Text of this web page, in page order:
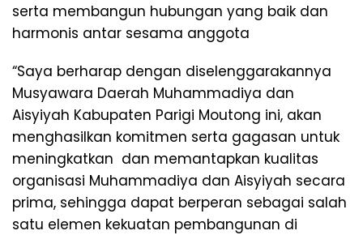
serta membangun hubungan yang baik dan
harmonis antar sesama anggota
“Saya berharap dengan diselenggarakannya
Musyawara Daerah Muhammadiya dan
Aisyiyah Kabupaten Parigi Moutong ini, akan
menghasilkan komitmen serta gagasan untuk
meningkatkan dan memantapkan kualitas
organisasi Muhammadiya dan Aisyiyah secara
prima, sehingga dapat berperan sebagai salah
satu elemen kekuatan pembangunan di